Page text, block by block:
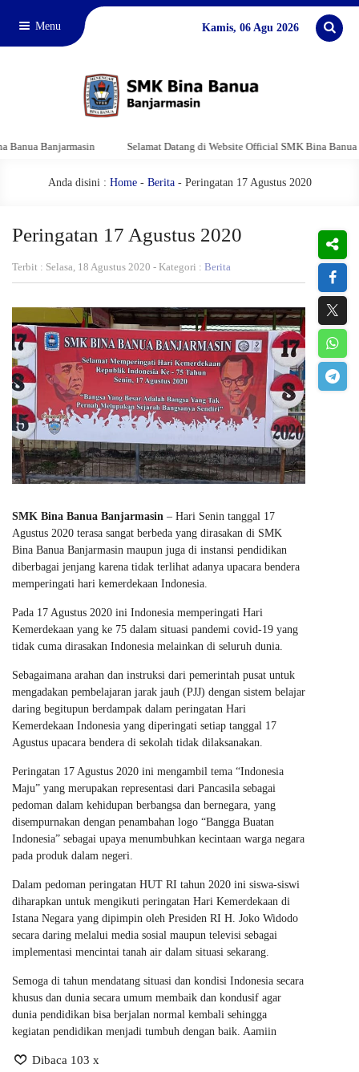
Menu Kamis, 06 Agu 2026
Banjarmasin Selamat Datang di Website Official SMK Bina Banua
Anda disini : Home- Berita- Peringatan 17 Agustus 2020
Peringatan 17 Agustus 2020
Terbit : Selasa, 18 Agustus 2020 - Kategori : Berita
SMK Bina Banua Banjarmasin – Hari Senin tanggal 17
Agustus 2020 terasa sangat berbeda yang dirasakan di SMK
Bina Banua Banjarmasin maupun juga di instansi pendidikan
diberbagai jenjang karena tidak terlihat adanya upacara bendera
memperingati hari kemerdekaan Indonesia.
Pada 17 Agustus 2020 ini Indonesia memperingati Hari
Kemerdekaan yang ke 75 dalam situasi pandemi covid-19 yang
tidak cuma dirasakan Indonesia melainkan di seluruh dunia.
Sebagaimana arahan dan instruksi dari pemerintah pusat untuk
mengadakan pembelajaran jarak jauh (PJJ) dengan sistem belajar
daring begitupun berdampak dalam peringatan Hari
Kemerdekaan Indonesia yang diperingati setiap tanggal 17
Agustus upacara bendera di sekolah tidak dilaksanakan.
Peringatan 17 Agustus 2020 ini mengambil tema “Indonesia
Maju” yang merupakan representasi dari Pancasila sebagai
pedoman dalam kehidupan berbangsa dan bernegara, yang
disempurnakan dengan penambahan logo “Bangga Buatan
Indonesia” sebagai upaya menumbuhkan kecintaan warga negara
pada produk dalam negeri.
Dalam pedoman peringatan HUT RI tahun 2020 ini siswa-siswi
diharapkan untuk mengikuti peringatan Hari Kemerdekaan di
Istana Negara yang dipimpin oleh Presiden RI H. Joko Widodo
secara daring melalui media sosial maupun televisi sebagai
implementasi mencintai tanah air dalam situasi sekarang.
Semoga di tahun mendatang situasi dan kondisi Indonesia secara
khusus dan dunia secara umum membaik dan kondusif agar
dunia pendidikan bisa berjalan normal kembali sehingga
kegiatan pendidikan menjadi tumbuh dengan baik. Aamiin
Dibaca 103 x